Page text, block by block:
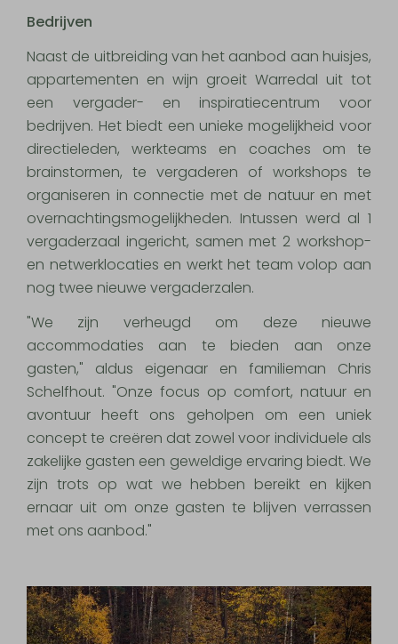
Bedrijven
Naast de uitbreiding van het aanbod aan huisjes,
appartementen en wijn groeit Warredal uit tot
een vergader- en inspiratiecentrum voor
bedrijven. Het biedt een unieke mogelijkheid voor
directieleden, werkteams en coaches om te
brainstormen, te vergaderen of workshops te
organiseren in connectie met de natuur en met
overnachtingsmogelijkheden. Intussen werd al 1
vergaderzaal ingericht, samen met 2 workshop-
en netwerklocaties en werkt het team volop aan
nog twee nieuwe vergaderzalen.
"We zijn verheugd om deze nieuwe
accommodaties aan te bieden aan onze
gasten," aldus eigenaar en familieman Chris
Schelfhout. "Onze focus op comfort, natuur en
avontuur heeft ons geholpen om een uniek
concept te creëren dat zowel voor individuele als
zakelijke gasten een geweldige ervaring biedt. We
zijn trots op wat we hebben bereikt en kijken
ernaar uit om onze gasten te blijven verrassen
met ons aanbod."